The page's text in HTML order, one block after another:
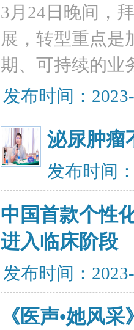
3月24日晚间，
展，转型重点是
期、可持续的业
发布时间：
泌尿肿瘤
发布时间
中国首款个性
进入临床阶段
发布时间：
《医声•她风